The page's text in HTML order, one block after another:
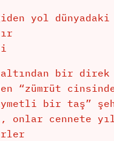
yol
altından bir direk
“zümrüt
bir taş”
onlar cennete